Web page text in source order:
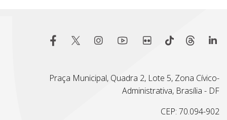
Praça Municipal, Quadra 2, Lote 5, Zona Cívico-
Administrativa, Brasília - DF
CEP: 70.094-902